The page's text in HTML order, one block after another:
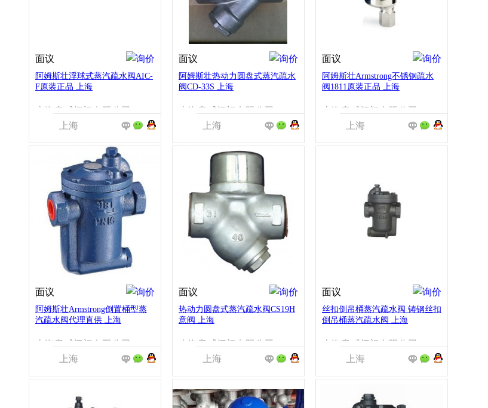
面议
阿姆斯壮浮球式蒸汽疏水阀AIC-
F原装正品 上海
上海意威阀门有限公司
上海
面议
阿姆斯壮热动力圆盘式蒸汽疏水
阀CD-33S 上海
上海意威阀门有限公司
上海
面议
阿姆斯壮Armstrong不锈钢疏水
阀1811原装正品 上海
上海意威阀门有限公司
上海
面议
阿姆斯壮Armstrong倒置桶型蒸
汽疏水阀代理直供 上海
上海意威阀门有限公司
上海
面议
热动力圆盘式蒸汽疏水阀CS19H
意阀 上海
上海意威阀门有限公司
上海
面议
丝扣倒吊桶蒸汽疏水阀 铸钢丝扣
倒吊桶蒸汽疏水阀 上海
上海意威阀门有限公司
上海